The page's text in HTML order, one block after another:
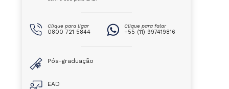
Clique para ligar
0800 721 5844
Clique para falar
+55 (11) 997419816
Pós-graduação
EAD